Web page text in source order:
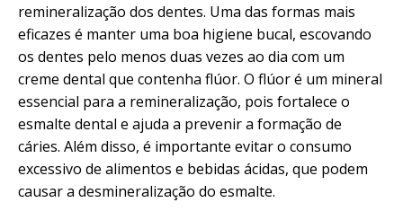
remineralização dos dentes. Uma das formas mais
eficazes é manter uma boa higiene bucal, escovando
os dentes pelo menos duas vezes ao dia com um
creme dental que contenha flúor. O flúor é um mineral
essencial para a remineralização, pois fortalece o
esmalte dental e ajuda a prevenir a formação de
cáries. Além disso, é importante evitar o consumo
excessivo de alimentos e bebidas ácidas, que podem
causar a desmineralização do esmalte.